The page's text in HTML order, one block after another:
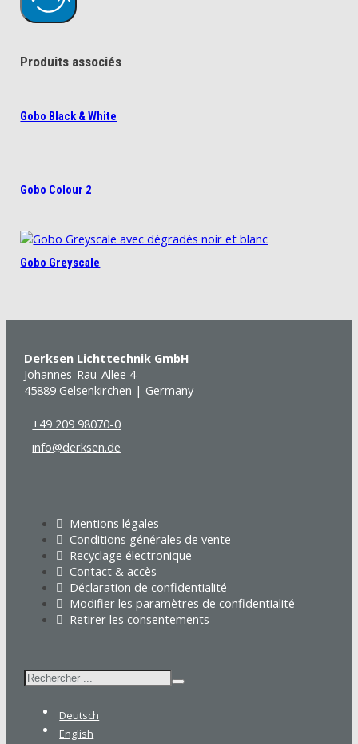
Produits associés
Gobo Black & White
Gobo Colour 2
Gobo Greyscale
Derksen Lichttechnik GmbH
Johannes-Rau-Allee 4
45889 Gelsenkirchen | Germany
+49 209 98070-0
info@derksen.de
Mentions légales
Conditions générales de vente
Recyclage électronique
Contact & accès
Déclaration de confidentialité
Modifier les paramètres de confidentialité
Retirer les consentements
Rechercher
Deutsch
English